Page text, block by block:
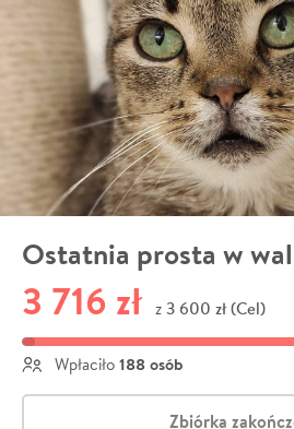
Ostatnia prosta w
3 716 zł z 3 600 zł (Cel)
Wpłaciło 188 osób
Zbiórka